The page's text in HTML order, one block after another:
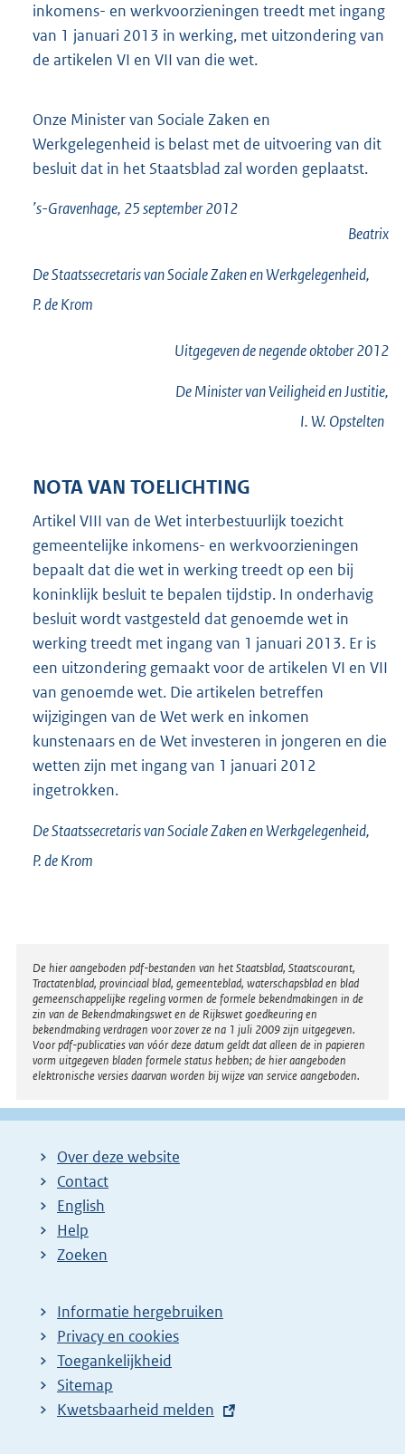
inkomens- en werkvoorzieningen treedt met ingang
van 1 januari 2013 in werking, met uitzondering van
de artikelen VI en VII van die wet.
Onze Minister van Sociale Zaken en
Werkgelegenheid is belast met de uitvoering van dit
besluit dat in het Staatsblad zal worden geplaatst.
’s-Gravenhage, 25 september 2012
Beatrix
De Staatssecretaris van Sociale Zaken en Werkgelegenheid,
P. deKrom
Uitgegeven denegendeoktober 2012
De Minister van Veiligheid en Justitie,
I. W. Opstelten
NOTA VAN TOELICHTING
Artikel VIII van de Wet interbestuurlijk toezicht
gemeentelijke inkomens- en werkvoorzieningen
bepaalt dat die wet in werking treedt op een bij
koninklijk besluit te bepalen tijdstip. In onderhavig
besluit wordt vastgesteld dat genoemde wet in
werking treedt met ingang van 1 januari 2013. Er is
een uitzondering gemaakt voor de artikelen VI en VII
van genoemde wet. Die artikelen betreffen
wijzigingen van de Wet werk en inkomen
kunstenaars en de Wet investeren in jongeren en die
wetten zijn met ingang van 1 januari 2012
ingetrokken.
De Staatssecretaris van Sociale Zaken en Werkgelegenheid,
P. deKrom
Disclaimer
De hier aangeboden pdf-bestanden van het Staatsblad, Staatscourant,
Tractatenblad, provinciaal blad, gemeenteblad, waterschapsblad en blad
gemeenschappelijke regeling vormen de formele bekendmakingen in de
zin van de Bekendmakingswet en de Rijkswet goedkeuring en
bekendmaking verdragen voor zover ze na 1 juli 2009 zijn uitgegeven.
Voor pdf-publicaties van vóór deze datum geldt dat alleen de in papieren
vorm uitgegeven bladen formele status hebben; de hier aangeboden
elektronische versies daarvan worden bij wijze van service aangeboden.
Over deze website
Contact
English
Help
Zoeken
Informatie hergebruiken
Privacy en cookies
Toegankelijkheid
Sitemap
E
Kwetsbaarheid melden